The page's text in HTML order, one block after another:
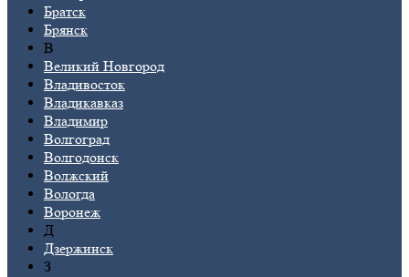
Братск
Брянск
В
Великий Новгород
Владивосток
Владикавказ
Владимир
Волгоград
Волгодонск
Волжский
Вологда
Воронеж
Д
Дзержинск
З